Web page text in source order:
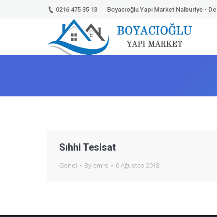
0216 475 35 13 Boyacıoğlu Yapı Market Nalburiye -
Sıhhi Tesisat
Genel By emre 6 Ağustos 2018